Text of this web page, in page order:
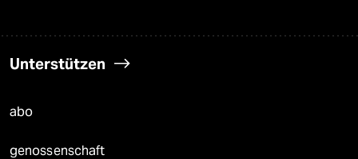
Unterstützen
abo
genossenschaft